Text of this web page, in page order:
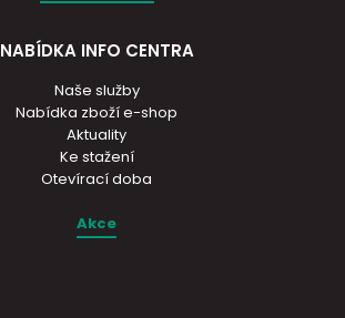
NABÍDKA INFO CENTRA
Naše služby
Nabídka zboží e-shop
Aktuality
Ke stažení
Otevírací doba
Akce